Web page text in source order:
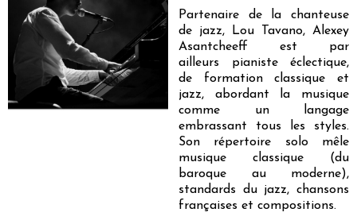
Partenaire de la chanteuse
de jazz, Lou Tavano, Alexey
Asantcheeff est par
ailleurs pianiste éclectique,
de formation classique et
jazz, abordant la musique
comme un langage
embrassant tous les styles.
Son répertoire solo mêle
musique classique (du
baroque au moderne),
standards du jazz, chansons
françaises et compositions.